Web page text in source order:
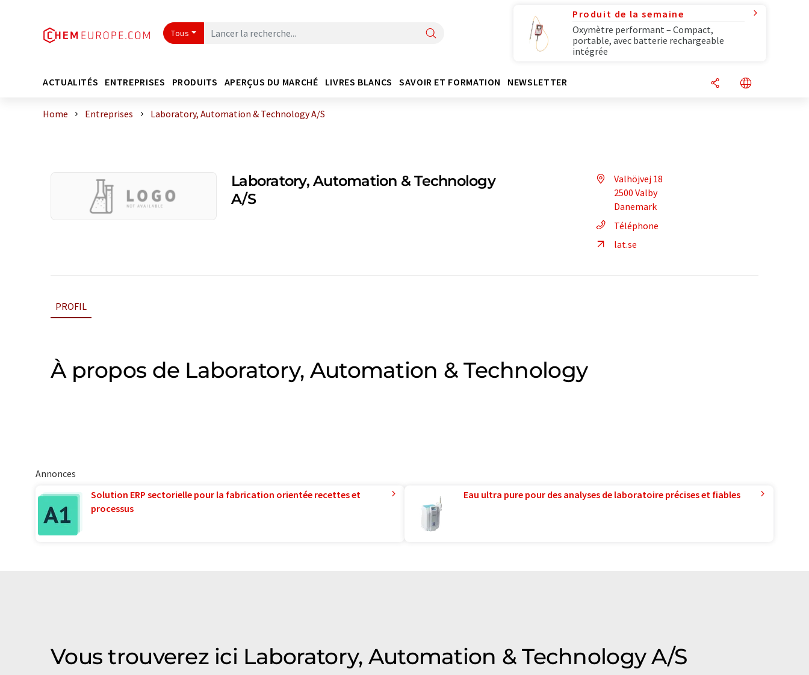
Tous
Produit de la semaine
Oxymètre performant – Compact,
portable, avec batterie rechargeable
intégrée
ACTUALITÉS ENTREPRISES PRODUITS APERÇUS DU MARCHÉ LIVRES BLANCS SAVOIR ET FORMATION NEWSLETTER
Home Entreprises Laboratory, Automation & Technology A/S
Laboratory, Automation & Technology
A/S
Valhöjvej 18
2500 Valby
Danemark
Téléphone
lat.se
PROFIL
À propos de Laboratory, Automation & Technology
Annonces
Solution ERP sectorielle pour la fabrication orientée recettes et
processus
Eau ultra pure pour des analyses de laboratoire précises et fiables
Vous trouverez ici Laboratory, Automation & Technology A/S